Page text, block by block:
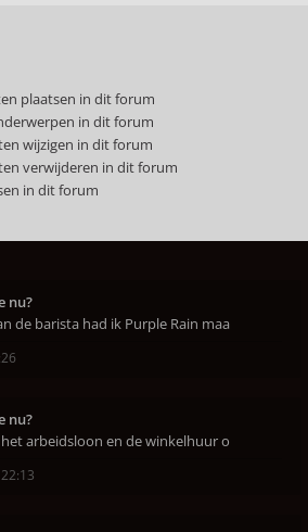
plaatsen in dit forum
in dit forum
wijzigen in dit forum
verwijderen in dit forum
in dit forum
nu?
de barista had ik Purple Rain maa
nu?
arbeidsloon en de winkelhuur o